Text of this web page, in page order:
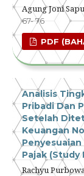
Agung Joni
67- 76
PDF
Analisis
Pribadi Dan
Setelah
Keuangan
Pajak (Study
Rachyu